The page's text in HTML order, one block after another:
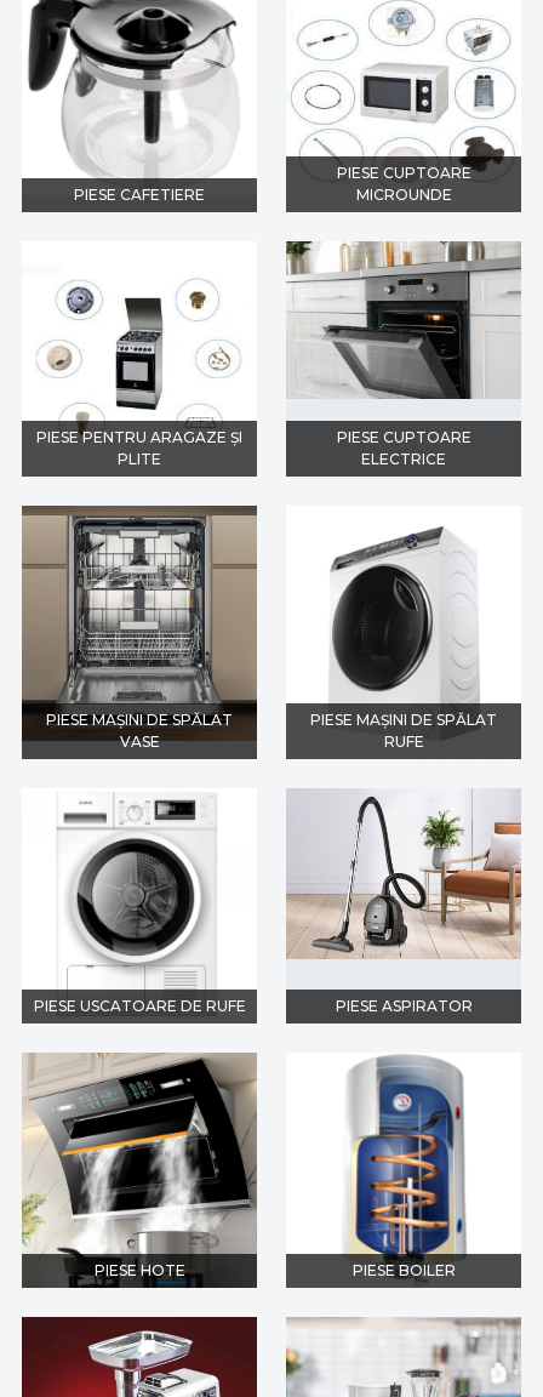
PIESE CAFETIERE
PIESE CUPTOARE
MICROUNDE
PIESE PENTRU ARAGAZE ȘI
PLITE
PIESE CUPTOARE
ELECTRICE
PIESE MAȘINI DE SPĂLAT
VASE
PIESE MAȘINI DE SPĂLAT
RUFE
PIESE USCATOARE DE RUFE PIESE ASPIRATOR
PIESE HOTE PIESE BOILER